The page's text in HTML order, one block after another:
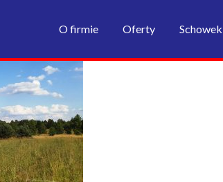
O firmie Oferty Schowek